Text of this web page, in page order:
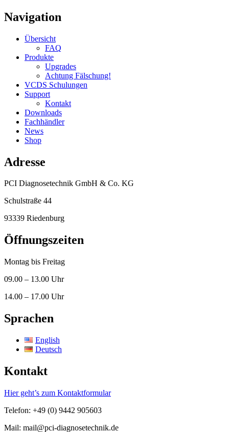
Navigation
Übersicht
FAQ
Produkte
Upgrades
Achtung Fälschung!
VCDS Schulungen
Support
Kontakt
Downloads
Fachhändler
News
Shop
Adresse
PCI Diagnosetechnik GmbH & Co. KG
Schulstraße 44
93339 Riedenburg
Öffnungszeiten
Montag bis Freitag
09.00 – 13.00 Uhr
14.00 – 17.00 Uhr
Sprachen
English
Deutsch
Kontakt
Hier geht’s zum Kontaktformular
Telefon: +49 (0) 9442 905603
Mail: mail@pci-diagnosetechnik.de